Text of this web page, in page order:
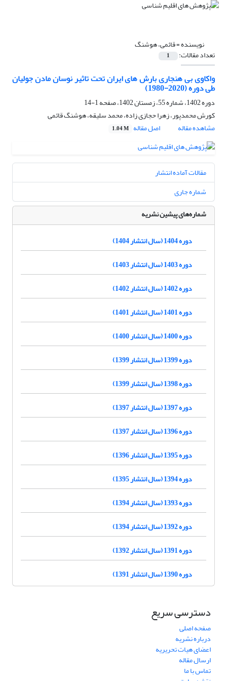
نویسنده =قائمی، هوشنگ
تعداد مقالات: 1
واکاوی بی هنجاری بارش های ایران تحت تاثیر نوسان مادن جولیان
طی دوره (2020-1980)
دوره 1402، شماره 55، زمستان 1402، صفحه
1-14
کورش محمدپور، زهرا حجازی زاده، محمد سلیقه، هوشنگ قائمی
مشاهده مقاله
اصل مقاله 1.04 M
مقالات آماده انتشار
شماره جاری
شماره‌های پیشین نشریه
دوره 1404 (سال انتشار 1404)
دوره 1403 (سال انتشار 1403)
دوره 1402 (سال انتشار 1402)
دوره 1401 (سال انتشار 1401)
دوره 1400 (سال انتشار 1400)
دوره 1399 (سال انتشار 1399)
دوره 1398 (سال انتشار 1399)
دوره 1397 (سال انتشار 1397)
دوره 1396 (سال انتشار 1397)
دوره 1395 (سال انتشار 1396)
دوره 1394 (سال انتشار 1395)
دوره 1393 (سال انتشار 1394)
دوره 1392 (سال انتشار 1394)
دوره 1391 (سال انتشار 1392)
دوره 1390 (سال انتشار 1391)
دسترسی سریع
صفحه اصلی
درباره نشریه
اعضای هیات تحریریه
ارسال مقاله
تماس با ما